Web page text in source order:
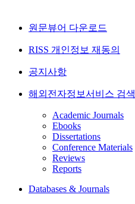
원문뷰어 다운로드
RISS 개인정보 재동의
공지사항
해외전자정보서비스 검색
Academic Journals
Ebooks
Dissertations
Conference Materials
Reviews
Reports
Databases & Journals